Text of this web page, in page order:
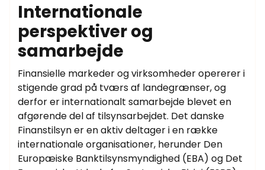
Internationale
perspektiver og
samarbejde
Finansielle markeder og virksomheder opererer i
stigende grad på tværs af landegrænser, og
derfor er internationalt samarbejde blevet en
afgørende del af tilsynsarbejdet. Det danske
Finanstilsyn er en aktiv deltager i en række
internationale organisationer, herunder Den
Europæiske Banktilsynsmyndighed (EBA) og Det